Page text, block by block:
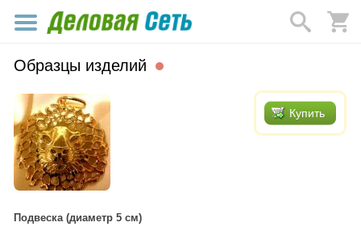
Образцы изделий
Купить
Подвеска (диаметр 5 см)